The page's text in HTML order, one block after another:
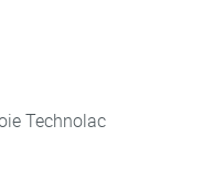
Technolac